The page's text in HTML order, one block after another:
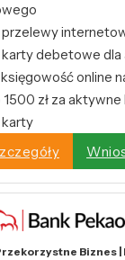
debetowe dla
online
zł za
karty
Biznes |